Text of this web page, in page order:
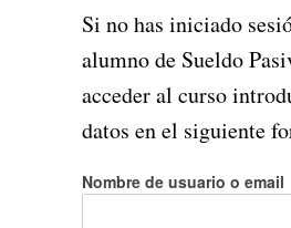
Si no has iniciado
alumno de Sueldo
acceder al curso
datos en el siguiente
Nombre de usuario o email